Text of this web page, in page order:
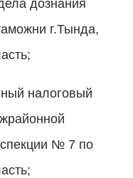
дознания
г.Тында,
налоговый
№ 7 по